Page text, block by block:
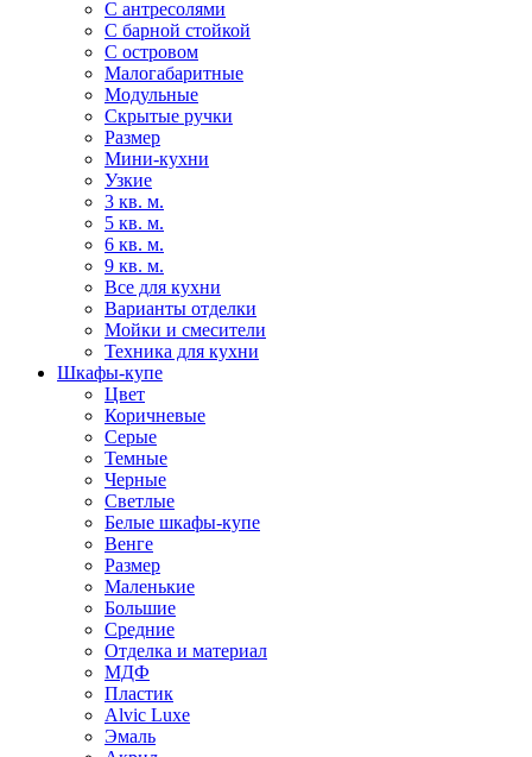
С антресолями
С барной стойкой
С островом
Малогабаритные
Модульные
Скрытые ручки
Размер
Мини-кухни
Узкие
3 кв. м.
5 кв. м.
6 кв. м.
9 кв. м.
Все для кухни
Варианты отделки
Мойки и смесители
Техника для кухни
Шкафы-купе
Цвет
Коричневые
Серые
Темные
Черные
Светлые
Белые шкафы-купе
Венге
Размер
Маленькие
Большие
Средние
Отделка и материал
МДФ
Пластик
Alvic Luxe
Эмаль